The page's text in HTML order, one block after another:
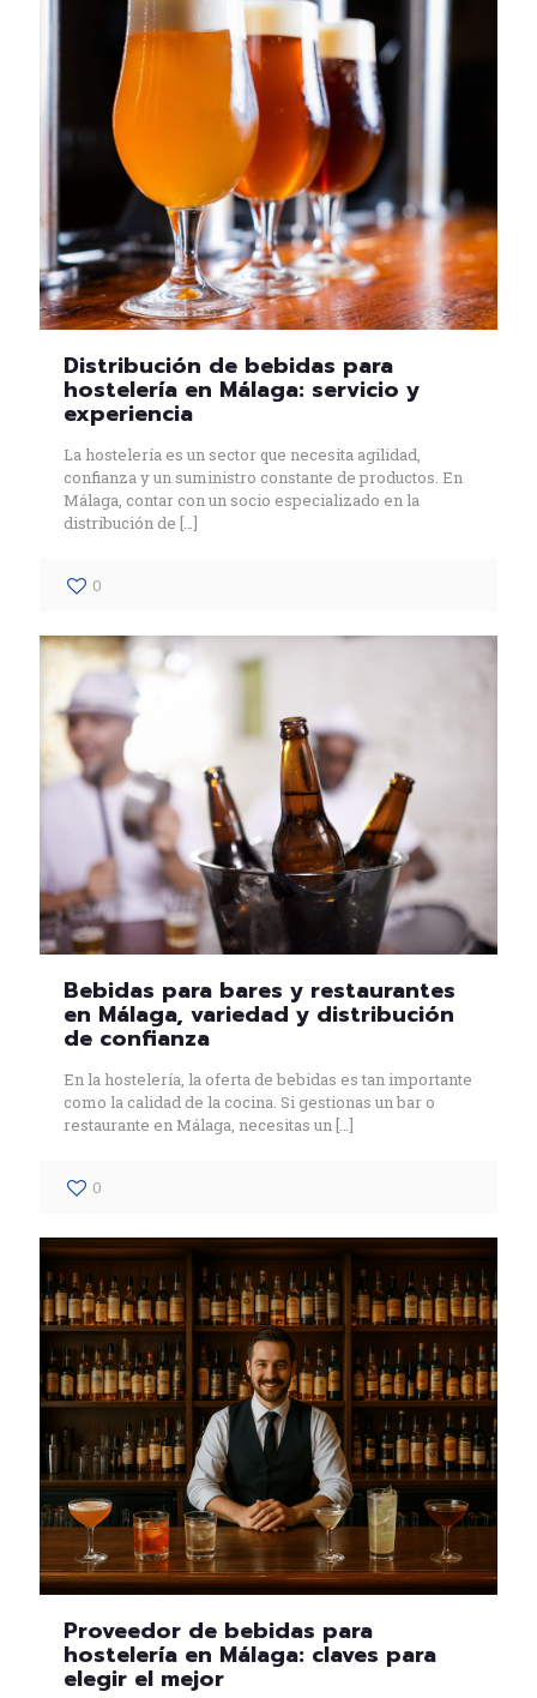
Distribución de bebidas para
hostelería en Málaga: servicio y
experiencia
La hostelería es un sector que necesita agilidad,
confianza y un suministro constante de productos. En
Málaga, contar con un socio especializado en la
distribución de […]
0
Bebidas para bares y restaurantes
en Málaga, variedad y distribución
de confianza
En la hostelería, la oferta de bebidas es tan importante
como la calidad de la cocina. Si gestionas un bar o
restaurante en Málaga, necesitas un[…]
0
Proveedor de bebidas para
hostelería en Málaga: claves para
elegir el mejor